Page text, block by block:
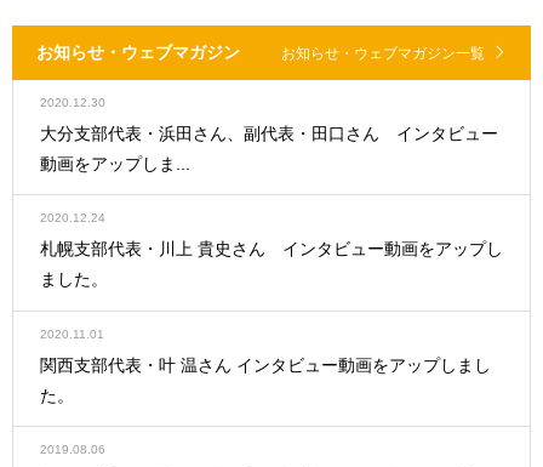
お知らせ・ウェブマガジン お知らせ・ウェブマガジン一覧
2020.12.30
大分支部代表・浜田さん、副代表・田口さん インタビュー
動画をアップしま...
2020.12.24
札幌支部代表・川上 貴史さん インタビュー動画をアップし
ました。
2020.11.01
関西支部代表・叶 温さん インタビュー動画をアップしまし
た。
2019.08.06